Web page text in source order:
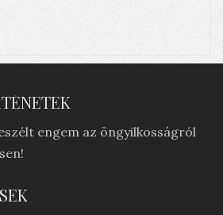
engem az öngyilkosságról